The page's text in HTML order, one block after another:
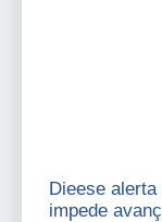
Dieese
impede